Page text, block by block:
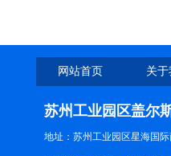
网站首页 关
苏州工业园区盖尔
地址：苏州工业园区星海国